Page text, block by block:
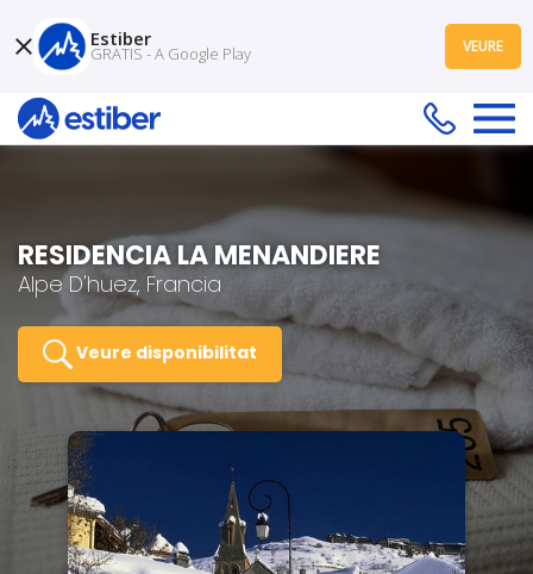
RESIDENCIA LA MENANDIERE
Alpe D'huez, Francia
Veure disponibilitat
Estiber
GRATIS - A Google Play VEURE